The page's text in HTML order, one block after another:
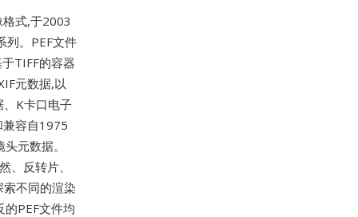
式,于2003
。PEF文件
TIFF的容器
元数据,以
K卡口电子
兼容自1975
元数据。
反转片、
不同的渲染
PEF文件均